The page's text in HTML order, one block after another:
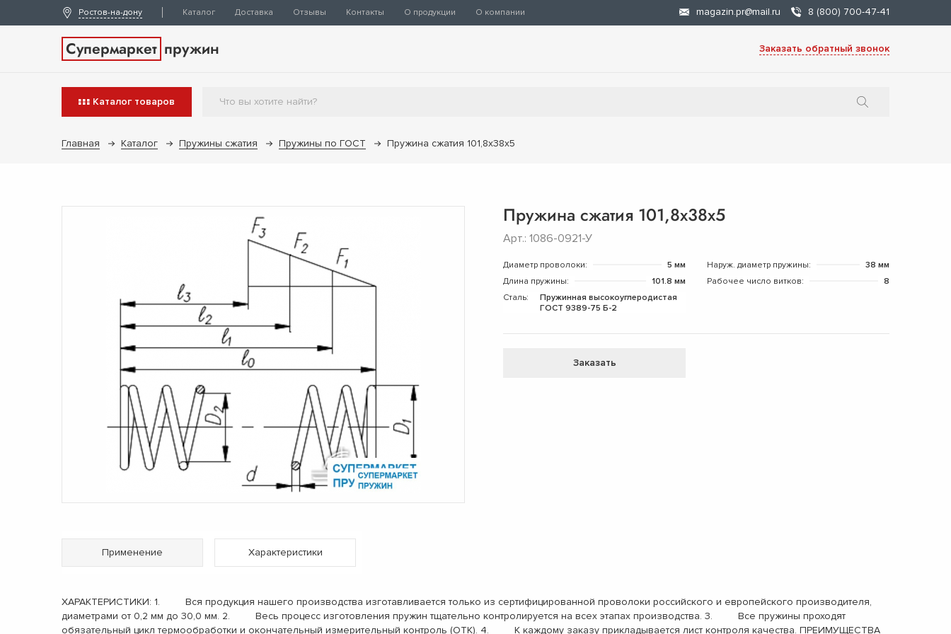
Ростов-на-дону Каталог Доставка Отзывы Контакты О продукции О компании magazin.pr@mail.ru 8 (800) 700-47-41
Супермаркет пружин Заказать обратный звонок
Каталог товаров
Главная Каталог Пружины сжатия Пружины по ГОСТ Пружина сжатия 101,8х38х5
Пружина сжатия 101,8х38х5
Арт.: 1086-0921-У
Диаметр проволоки: 5 мм Наруж. диаметр пружины:
38 мм
Длина пружины:
101.8 мм Рабочее число витков:
8
Сталь:
Пружинная высокоуглеродистая
ГОСТ 9389-75 Б-2
Заказать
Применение Характеристики
ХАРАКТЕРИСТИКИ: 1. Вся продукция нашего производства изготавливается только из сертифицированной проволоки российского и европейского производителя,
диаметрами от 0,2 мм до 30,0 мм. 2. Весь процесс изготовления пружин тщательно контролируется на всех этапах производства. 3. Все пружины проходят
обязательный цикл термообработки и окончательный измерительный контроль (ОТК). 4. К каждому заказу прикладывается лист контроля качества. ПРЕИМУЩЕСТВА